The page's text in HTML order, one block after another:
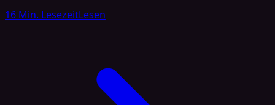
den vergangenen Jahren zunehmend an Bekanntheit
Werbebotschaften wird Glucomannan als Hilfsmittel
gegen Hungerattacken beschrieben und soll angeblich
das Sättigungsgefühl erhöhen. Diese vermeintlichen
16 Min. LesezeitLesen